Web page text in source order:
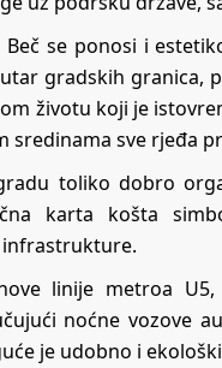
se ponosi i
gradskih granica,
životu koji je
sredinama sve rjeđa
toliko dobro
karta košta
linije metroa
noćne vozove
je udobno i